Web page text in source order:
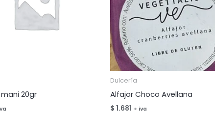
20gr
Dulcería
Alfajor Choco Avellana
$ 1.681 + iva